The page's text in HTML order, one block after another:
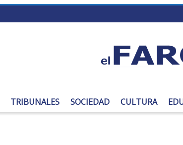
TRIBUNALES SOCIEDAD CULTURA